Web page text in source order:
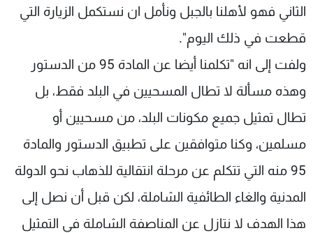
الثاني فهو لأهلنا بالجبل ونأمل ان نستكمل الزيارة التي
قطعت في ذلك اليوم".
ولفت إلى انه "تكلمنا أيضا عن المادة 95 من الدستور
وهذه مسألة لا تطال المسحيين في البلد فقط، بل
تطال تمثيل جميع مكونات البلد، من مسحيين أو
مسلمين، وكنا متوافقين على تطبيق الدستور والمادة
95 منه التي تتكلم عن مرحلة انتقالية للذهاب نحو الدولة
المدنية والغاء الطائفية الشاملة، لكن قبل أن نصل إلى
هذا الهدف لا نتازل عن المناصفة الشاملة في التمثيل